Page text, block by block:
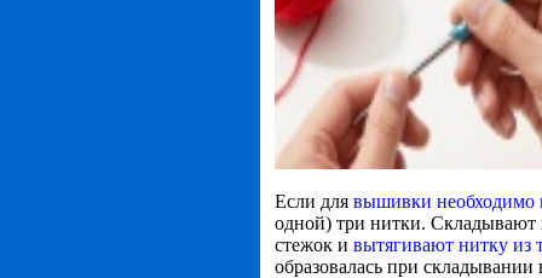
Если для вышивки необходимо
одной) три нитки. Складывают
стежок и вытягивают нитку из
образовалась при